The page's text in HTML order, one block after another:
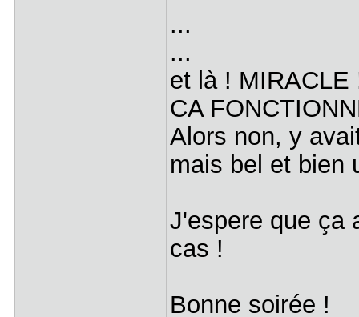
...
...
et là ! MIRACLE
CA
Alors non, y
mais bel et
J'espere que ça
cas !
Bonne soirée !